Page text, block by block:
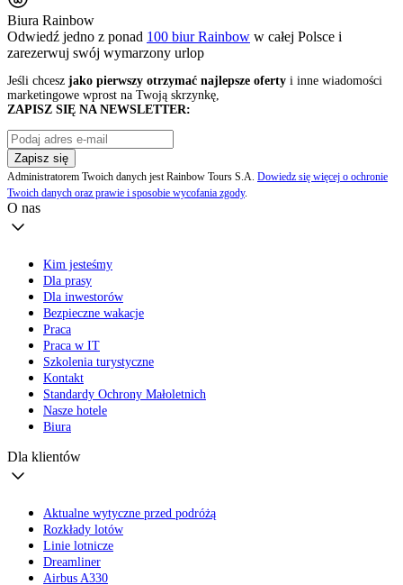
Biura Rainbow
Odwiedź jedno z ponad 100 biur Rainbow w całej Polsce i
zarezerwuj swój wymarzony urlop
Jeśli chcesz jako pierwszy otrzymać najlepsze oferty i inne wiadomości
marketingowe wprost na Twoją skrzynkę,
ZAPISZ SIĘ NA NEWSLETTER:
Zapisz się
Administratorem Twoich danych jest Rainbow Tours S.A. Dowiedz się więcej o ochronie
Twoich danych oraz prawie i sposobie wycofania zgody.
O nas
Kim jesteśmy
Dla prasy
Dla inwestorów
Bezpieczne wakacje
Praca
Praca w IT
Szkolenia turystyczne
Kontakt
Standardy Ochrony Małoletnich
Nasze hotele
Biura
Dla klientów
Aktualne wytyczne przed podróżą
Rozkłady lotów
Linie lotnicze
Dreamliner
Airbus A330